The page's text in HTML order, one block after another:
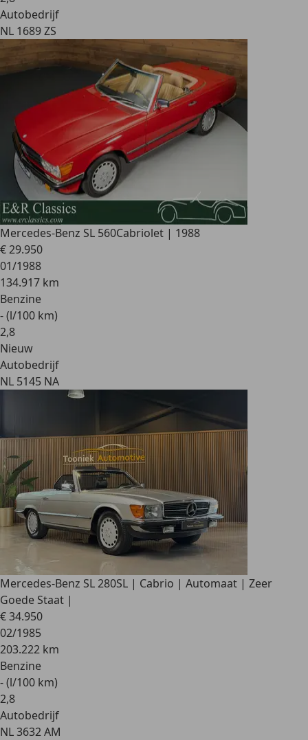
Autobedrijf
NL 1689 ZS
Mercedes-Benz SL 560Cabriolet | 1988
€ 29.950
01/1988
134.917 km
Benzine
- (l/100 km)
2,8
Nieuw
Autobedrijf
NL 5145 NA
Mercedes-Benz SL 280SL | Cabrio | Automaat | Zeer
Goede Staat |
€ 34.950
02/1985
203.222 km
Benzine
- (l/100 km)
2,8
Autobedrijf
NL 3632 AM